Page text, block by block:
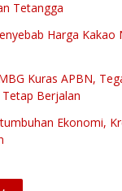
Tetangga
Harga Kakao
Kuras APBN,
Berjalan
Ekonomi,